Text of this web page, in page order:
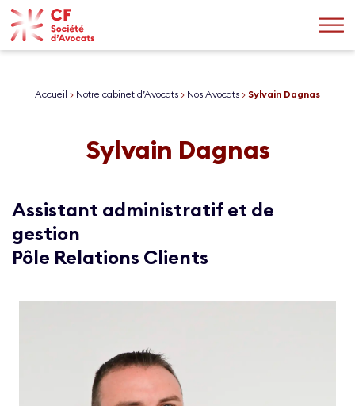
Accueil > Notre cabinet d’Avocats > Nos Avocats > Sylvain Dagnas
Sylvain Dagnas
Assistant administratif et de
gestion
Pôle Relations Clients